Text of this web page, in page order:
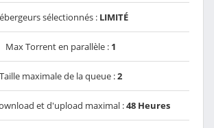
sélectionnés : LIMITÉ
Max Torrent en parallèle : 1
Taille maximale de la queue :2
et d'upload maximal :48 Heures